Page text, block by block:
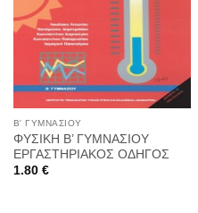
Προσθήκη
στη
Wishlist
Β' ΓΥΜΝΑΣΙΟΥ
ΦΥΣΙΚΗ Β’ ΓΥΜΝΑΣΙΟΥ
ΕΡΓΑΣΤΗΡΙΑΚΟΣ ΟΔΗΓΟΣ
1.80 €